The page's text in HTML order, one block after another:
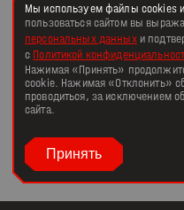
Мы используем файлы cookies
пользоваться сайтом вы
персональных данныхи
с Политикой
Нажимая «Принять»
cookie. Нажимая «Отклонить»
проводиться, за исключением
сайта.
Принять